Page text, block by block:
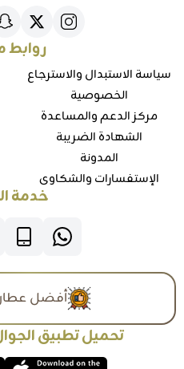
سياسة الاستبدال والاسترجاع
الخصوصية
مركز الدعم والمساعدة
الشهادة الضريبة
المدونة
الإستفسارات والشكاوي
خدمة
أفضل
تحميل تطبيق